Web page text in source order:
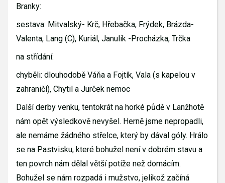
Branky:
sestava: Mitvalský- Krč, Hřebačka, Frýdek, Brázda-
Valenta, Lang (C), Kuriál, Janulík -Procházka, Trčka
na střídání:
chyběli: dlouhodobě Váňa a Fojtík, Vala (s kapelou v
zahraničí), Chytil a Jurček nemoc
Další derby venku, tentokrát na horké půdě v Lanžhotě
nám opět výsledkově nevyšel. Herně jsme nepropadli,
ale nemáme žádného střelce, který by dával góly. Hrálo
se na Pastvisku, které bohužel není v dobrém stavu a
ten povrch nám dělal větší potíže než domácím.
Bohužel se nám rozpadá i mužstvo, jelikož začíná